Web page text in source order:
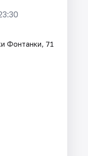
Фонтанки, 71